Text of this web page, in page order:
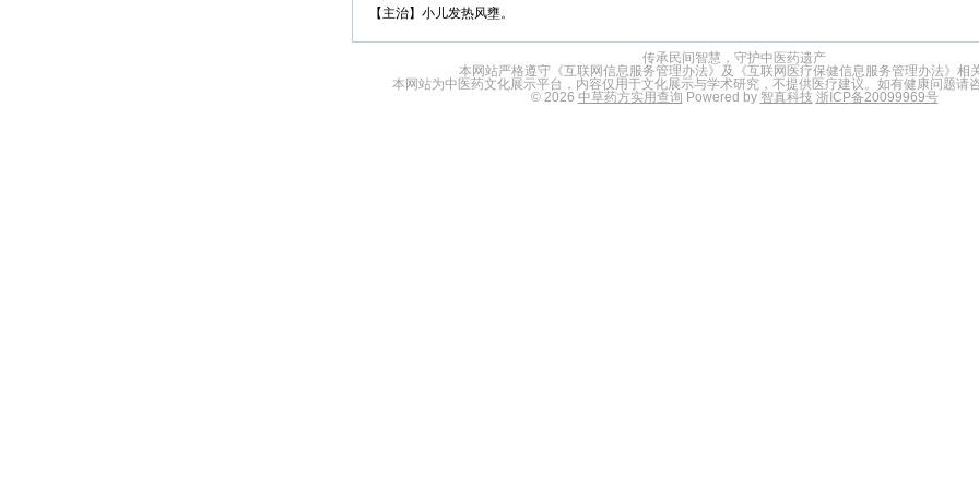
【主治】小儿发热风壅。
传承民间智慧，守护中医药遗产
本网站严格遵守《互联网信息服务管理办法》及《互联网医疗保健信息服务管理办法》相
本网站为中医药文化展示平台，内容仅用于文化展示与学术研究，不提供医疗建议。如有健康问题请
© 2026 中草药方实用查询 Powered by 智真科技 浙ICP备20099969号